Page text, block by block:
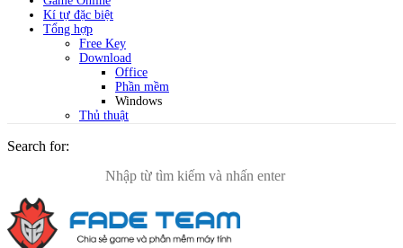
Kí tự đặc biệt
Tổng hợp
Free Key
Download
Office
Phần mềm
Windows
Thủ thuật
Search for: